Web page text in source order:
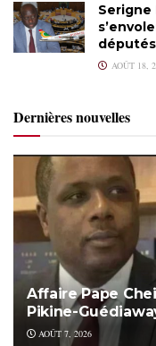
Serigne
députés
AOÛT 18,
Dernières nouvelles
Affaire Pape
Pikine-
AOÛT 7, 2026